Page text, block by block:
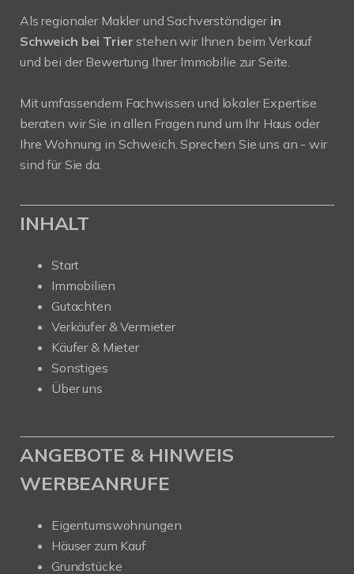
Als regionaler Makler und Sachverständigerin
Schweich bei Trierstehen wir Ihnen beim Verkauf
und bei der Bewertung Ihrer Immobilie zur Seite.
Mit umfassendem Fachwissen und lokaler Expertise
beraten wir Sie in allen Fragen rund um Ihr Haus oder
Ihre Wohnung in Schweich. Sprechen Sie uns an - wir
sind für Sie da.
INHALT
Start
Immobilien
Gutachten
Verkäufer & Vermieter
Käufer & Mieter
Sonstiges
Über uns
ANGEBOTE & HINWEIS
WERBEANRUFE
Eigentumswohnungen
Häuser zum Kauf
Grundstücke